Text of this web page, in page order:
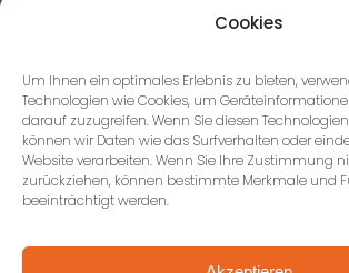
Cookies
Um Ihnen ein optimales Erlebnis zu bieten,
Technologien wie Cookies, um
darauf zuzugreifen. Wenn Sie diesen
können wir Daten wie das Surfverhalten oder
Website verarbeiten. Wenn Sie Ihre Zustimmung
zurückziehen, können bestimmte Merkmale und
beeinträchtigt werden.
HABEN WIR IHR
INTERESSE
Kontaktieren Sie uns – wir